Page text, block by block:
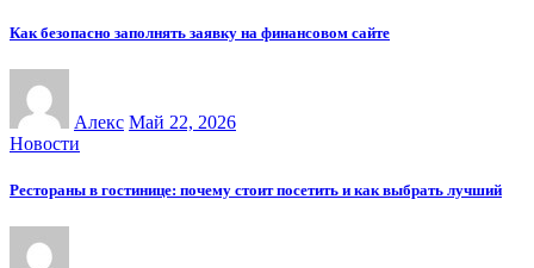
Как безопасно заполнять заявку на финансовом сайте
Алекс Май 22, 2026
Новости
Рестораны в гостинице: почему стоит посетить и как выбрать лучший